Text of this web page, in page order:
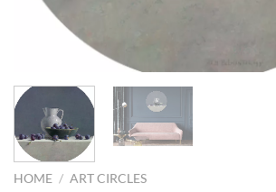
HOME / ART CIRCLES